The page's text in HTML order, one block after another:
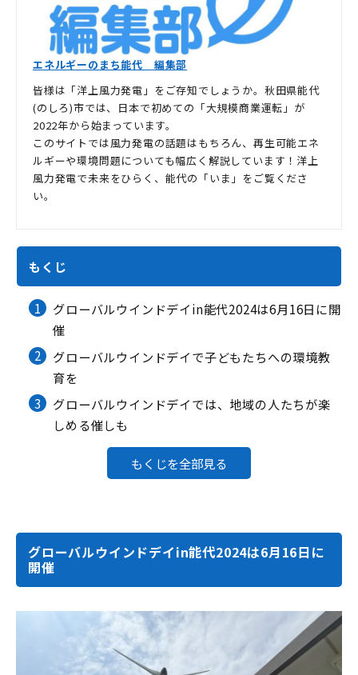
エネルギーのまち能代 編集部
皆様は「洋上風力発電」をご存知でしょうか。秋田県能代
(のしろ)市では、日本で初めての「大規模商業運転」が
2022年から始まっています。
このサイトでは風力発電の話題はもちろん、再生可能エネ
ルギーや環境問題についても幅広く解説しています！洋上
風力発電で未来をひらく、能代の「いま」をご覧くださ
い。
もくじ
1
グローバルウインドデイin能代2024は6月16日に開
催
2
グローバルウインドデイで子どもたちへの環境教
育を
3
グローバルウインドデイでは、地域の人たちが楽
しめる催しも
もくじを全部見る
グローバルウインドデイin能代2024は6月16日に
開催